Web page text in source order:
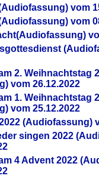
vom
vom
2. Weihnachtstag
vom 26.12.2022
1. Weihnachtstag
vom 25.12.2022
(Audiofassung)
singen 2022
4 Advent 2022